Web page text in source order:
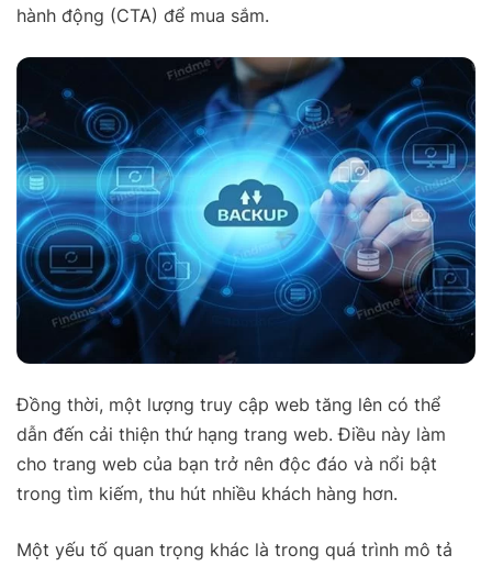
hành động (CTA) để mua sắm.
Đồng thời, một lượng truy cập web tăng lên có thể
dẫn đến cải thiện thứ hạng trang web. Điều này làm
cho trang web của bạn trở nên độc đáo và nổi bật
trong tìm kiếm, thu hút nhiều khách hàng hơn.
Một yếu tố quan trọng khác là trong quá trình mô tả